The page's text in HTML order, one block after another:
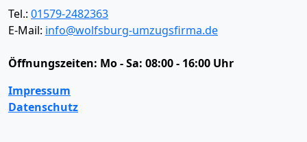
Tel.: 01579-2482363
E-Mail: info@wolfsburg-umzugsfirma.de
Öffnungszeiten: Mo - Sa: 08:00 - 16:00 Uhr
Impressum
Datenschutz